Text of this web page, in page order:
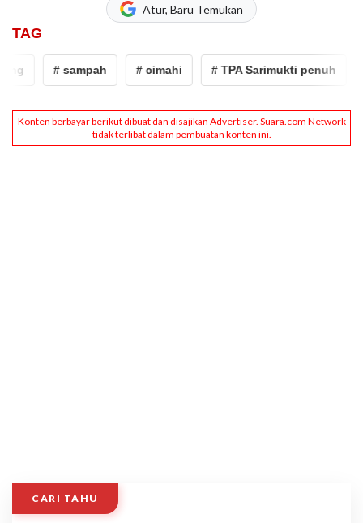
Atur, Baru Temukan
TAG
# sampah # cimahi # TPA Sarimukti penuh
CARI TAHU